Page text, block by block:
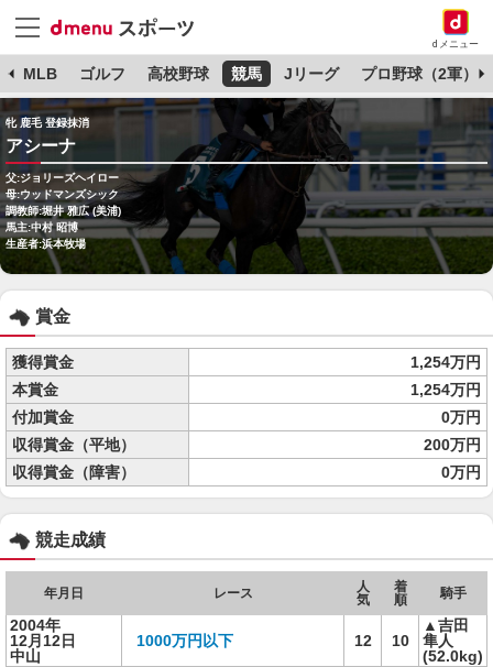
dメニュー
MLB ゴルフ 高校野球 競馬 Jリーグ プロ野球（2軍）
牝 鹿毛 登録抹消
アシーナ
父:ジョリーズヘイロー
母:ウッドマンズシック
調教師:堀井 雅広 (美浦)
馬主:中村 昭博
生産者:浜本牧場
賞金
獲得賞金
1,254万円
本賞金
1,254万円
付加賞金
0万円
収得賞金（平地）
200万円
収得賞金（障害）
0万円
競走成績
年月日 レース
人
気
着
順
騎手
2004年
12月12日
中山
1000万円以下 12 10
▲吉田
隼人
(52.0kg)